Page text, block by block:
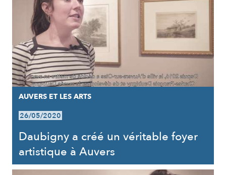
AUVERS ET LES ARTS
26/05/2020
Daubigny a créé un véritable foyer
artistique à Auvers